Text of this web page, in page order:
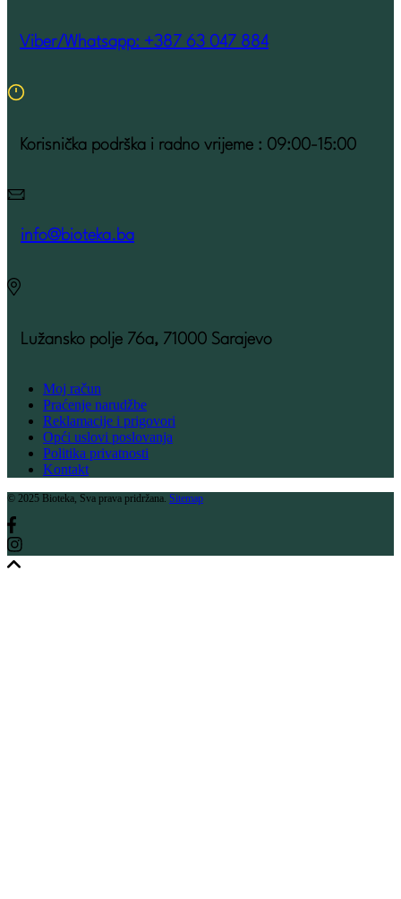
Viber/Whatsapp: +387 63 047 884
Korisnička podrška i radno vrijeme : 09:00-15:00
info@bioteka.ba
Lužansko polje 76a, 71000 Sarajevo
Moj račun
Praćenje narudžbe
Reklamacije i prigovori
Opći uslovi poslovanja
Politika privatnosti
Kontakt
© 2025 Bioteka, Sva prava pridržana. Sitemap